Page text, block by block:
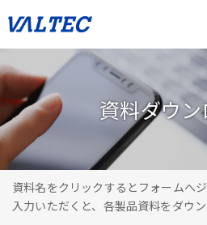
資料ダウ
資料名をクリックするとフォームへ
入力いただくと、各製品資料をダウ